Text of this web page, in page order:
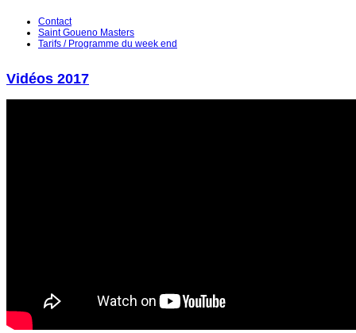
Contact
Saint Goueno Masters
Tarifs / Programme du week end
Vidéos 2017